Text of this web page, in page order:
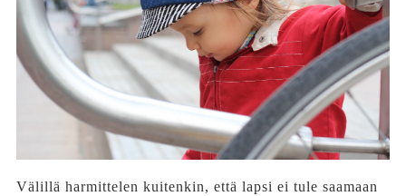
Välillä harmittelen kuitenkin, että lapsi ei tule saamaan